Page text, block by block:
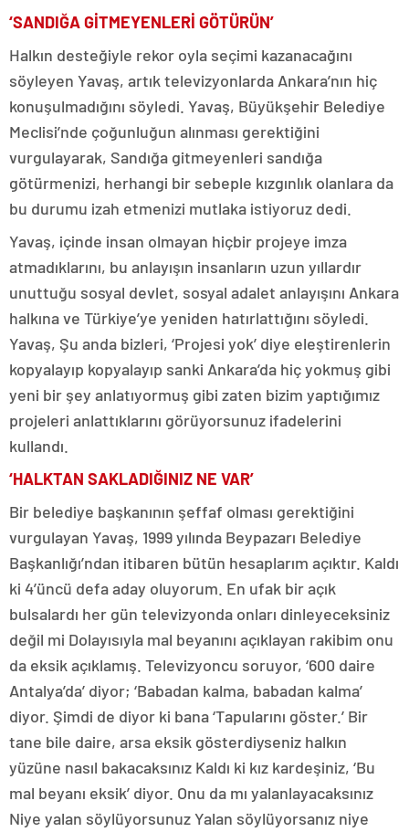
‘SANDIĞA GİTMEYENLERİ GÖTÜRÜN’
Halkın desteğiyle rekor oyla seçimi kazanacağını
söyleyen Yavaş, artık televizyonlarda Ankara’nın hiç
konuşulmadığını söyledi. Yavaş, Büyükşehir Belediye
Meclisi’nde çoğunluğun alınması gerektiğini
vurgulayarak, Sandığa gitmeyenleri sandığa
götürmenizi, herhangi bir sebeple kızgınlık olanlara da
bu durumu izah etmenizi mutlaka istiyoruz dedi.
Yavaş, içinde insan olmayan hiçbir projeye imza
atmadıklarını, bu anlayışın insanların uzun yıllardır
unuttuğu sosyal devlet, sosyal adalet anlayışını Ankara
halkına ve Türkiye’ye yeniden hatırlattığını söyledi.
Yavaş, Şu anda bizleri, ‘Projesi yok’ diye eleştirenlerin
kopyalayıp kopyalayıp sanki Ankara’da hiç yokmuş gibi
yeni bir şey anlatıyormuş gibi zaten bizim yaptığımız
projeleri anlattıklarını görüyorsunuz ifadelerini
kullandı.
‘HALKTAN SAKLADIĞINIZ NE VAR’
Bir belediye başkanının şeffaf olması gerektiğini
vurgulayan Yavaş, 1999 yılında Beypazarı Belediye
Başkanlığı’ndan itibaren bütün hesaplarım açıktır. Kaldı
ki 4’üncü defa aday oluyorum. En ufak bir açık
bulsalardı her gün televizyonda onları dinleyeceksiniz
değil mi Dolayısıyla mal beyanını açıklayan rakibim onu
da eksik açıklamış. Televizyoncu soruyor, ‘600 daire
Antalya’da’ diyor; ‘Babadan kalma, babadan kalma’
diyor. Şimdi de diyor ki bana ‘Tapularını göster.’ Bir
tane bile daire, arsa eksik gösterdiyseniz halkın
yüzüne nasıl bakacaksınız Kaldı ki kız kardeşiniz, ‘Bu
mal beyanı eksik’ diyor. Onu da mı yalanlayacaksınız
Niye yalan söylüyorsunuz Yalan söylüyorsanız niye